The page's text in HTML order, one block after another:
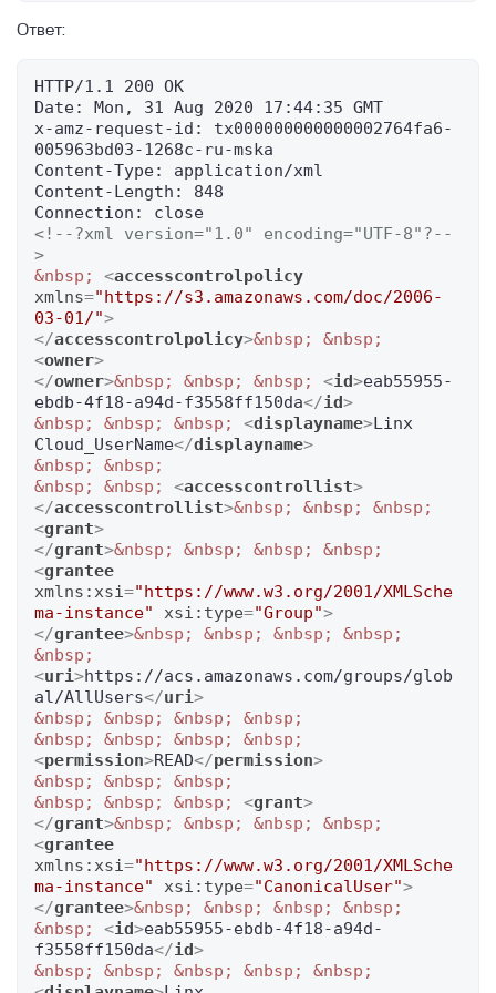
Hint plan в PostgreSQL
Сетевые особенности инстансов БД
Изменение параметров
Подключение
Миграция из локальных баз данных
Архитектура DBaaS
Типы конфигураций
Параметры баз данных
Postgres Pro
Postgres
Clickhouse
Создание базы данных PostgreSQL и
MySQL
Описание баз данных и особенности
О сервисе Linx Cloud Database
Как получить логи Базы данных
Ответ:
HTTP/1.1 200 OK
Date: Mon, 31 Aug 2020 17:44:35 GMT
x-amz-request-id: tx000000000000002764fa6-
005963bd03-1268c-ru-mska
Content-Type: application/xml
Content-Length: 848
<!--?xml version="1.0" encoding="UTF-8"?--
>
&nbsp;
<accesscontrolpolicy
xmlns="https://s3.amazonaws.com/doc/2006-
03-01/">
</accesscontrolpolicy>&nbsp;
&nbsp;
<owner>
</owner>&nbsp; &nbsp; &nbsp; <id>eab55955-
ebdb-4f18-a94d-f3558ff150da</id>
&nbsp;
&nbsp; &nbsp; <displayname>Linx
Cloud_UserName</displayname>
&nbsp;
&nbsp;
&nbsp;
&nbsp; <accesscontrollist>
</accesscontrollist>&nbsp; &nbsp;
&nbsp;
<grant>
</grant>&nbsp; &nbsp; &nbsp;
&nbsp;
<grantee
xmlns:xsi="https://www.w3.org/2001/XMLSche
ma-instance"
xsi:type="Group">
</grantee>&nbsp; &nbsp; &nbsp;
&nbsp;
&nbsp;
<uri>https://acs.amazonaws.com/groups/glob
al/AllUsers</uri>
&nbsp;
&nbsp; &nbsp;
&nbsp;
&nbsp;
&nbsp; &nbsp;
&nbsp;
<permission>READ</permission>
&nbsp;
&nbsp;
&nbsp;
&nbsp;
&nbsp; &nbsp; <grant>
</grant>&nbsp; &nbsp; &nbsp;
&nbsp;
<grantee
xmlns:xsi="https://www.w3.org/2001/XMLSche
ma-instance"
xsi:type="CanonicalUser">
</grantee>&nbsp; &nbsp; &nbsp;
&nbsp;
&nbsp;
<id>eab55955-ebdb-4f18-a94d-
f3558ff150da</id>
&nbsp;
&nbsp; &nbsp; &nbsp;
&nbsp;